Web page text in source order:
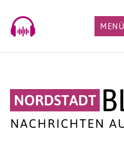
content
MENÜ